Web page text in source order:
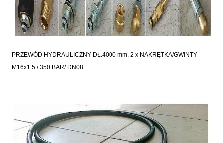
PRZEWÓD HYDRAULICZNY DŁ.4000 mm, 2 x NAKRĘTKA/GWINTY
M16x1.5 / 350 BAR/ DN08